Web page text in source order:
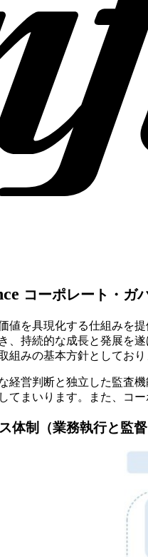
コーポレート・ガ
値を具現化する仕組みを
、持続的な成長と発展を
組みの基本方針としており
経営判断と独立した監査
てまいります。また、コ
体制（業務執行と監督